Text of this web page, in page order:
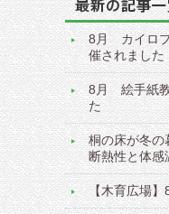
8月 カイロ
催されました
8月 絵手紙
た
桐の床が冬の
断熱性と体感
【木育広場】